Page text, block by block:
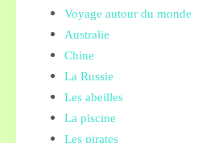
Voyage autour du monde
Australie
Chine
La Russie
Les abeilles
La piscine
Les pirates